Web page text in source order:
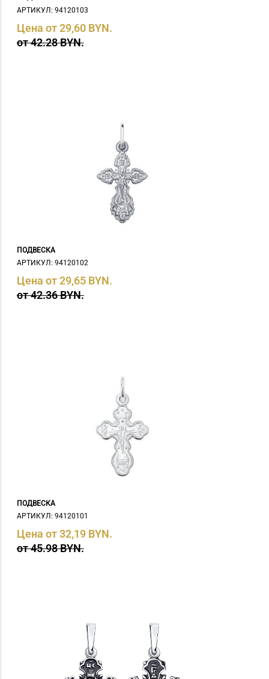
АРТИКУЛ: 94120103
Цена от 29,60 BYN.
от 42.28 BYN.
ПОДВЕСКА
АРТИКУЛ: 94120102
Цена от 29,65 BYN.
от 42.36 BYN.
ПОДВЕСКА
АРТИКУЛ: 94120101
Цена от 32,19 BYN.
от 45.98 BYN.